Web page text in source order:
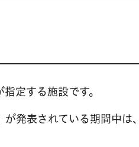
定する施設です。
発表されている期間中は